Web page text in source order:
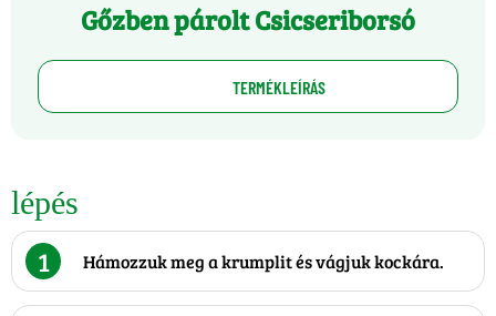
Gőzben párolt Csicseriborsó
TERMÉKLEÍRÁS
lépés
1
Hámozzuk meg a krumplit és vágjuk kockára.